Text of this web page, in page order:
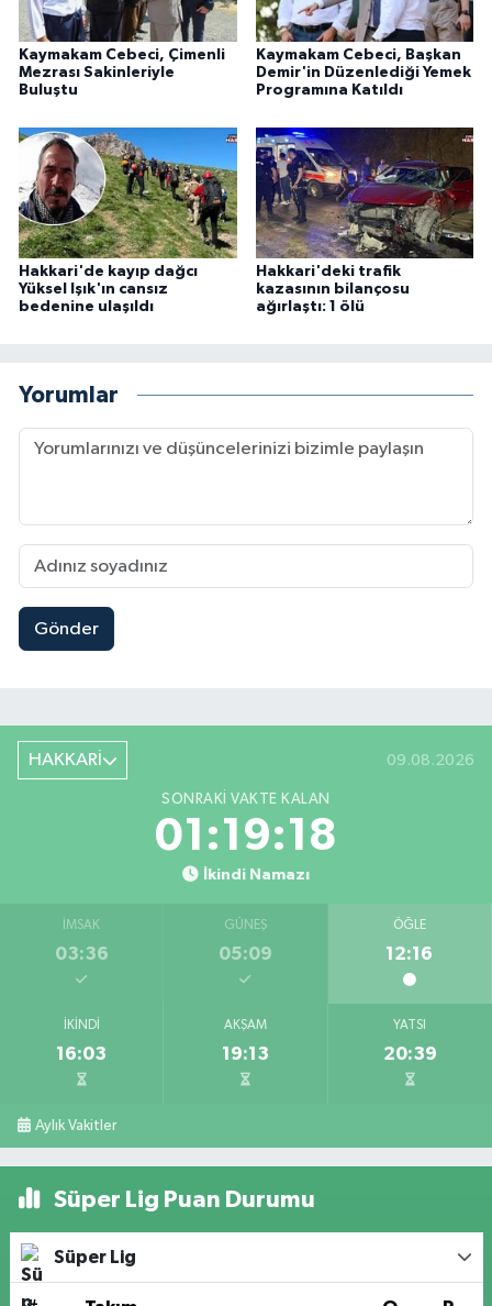
Kaymakam Cebeci, Çimenli
Mezrası Sakinleriyle
Buluştu
Kaymakam Cebeci, Başkan
Demir'in Düzenlediği Yemek
Programına Katıldı
Hakkari'de kayıp dağcı
Yüksel Işık'ın cansız
bedenine ulaşıldı
Hakkari'deki trafik
kazasının bilançosu
ağırlaştı: 1 ölü
Yorumlar
Gönder
HAKKARİ 09.08.2026
SONRAKI VAKTE KALAN
01:19:17
İkindi Namazı
İMSAK
03:36
GÜNEŞ
05:09
ÖĞLE
12:16
İKINDI
16:03
AKŞAM
19:13
YATSI
20:39
Aylık Vakitler
Süper Lig Puan Durumu
Süper Lig